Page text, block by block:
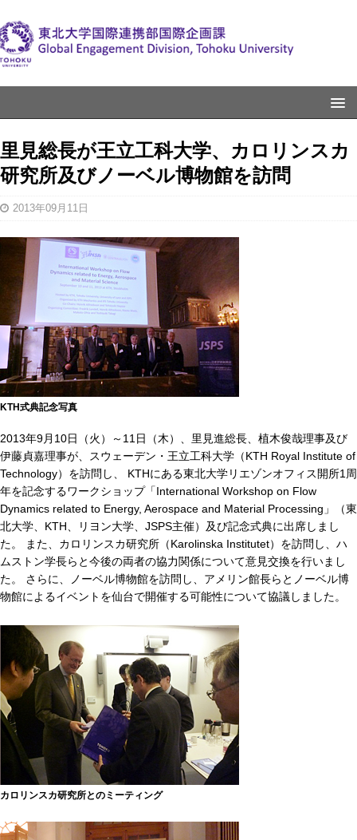
里見総長が王立工科大学、カロリンスカ
研究所及びノーベル博物館を訪問
2013年09月11日
KTH式典記念写真
2013年9月10日（火）～11日（木）、里見進総長、植木俊哉理事及び
伊藤貞嘉理事が、スウェーデン・王立工科大学（KTH Royal Institute of
Technology）を訪問し、 KTHにある東北大学リエゾンオフィス開所1周
年を記念するワークショップ「International Workshop on Flow
Dynamics related to Energy, Aerospace and Material Processing」（東
北大学、KTH、リヨン大学、JSPS主催）及び記念式典に出席しまし
た。 また、カロリンスカ研究所（Karolinska Institutet）を訪問し、ハ
ムストン学長らと今後の両者の協力関係について意見交換を行いまし
た。 さらに、ノーベル博物館を訪問し、アメリン館長らとノーベル博
物館によるイベントを仙台で開催する可能性について協議しました。
カロリンスカ研究所とのミーティング